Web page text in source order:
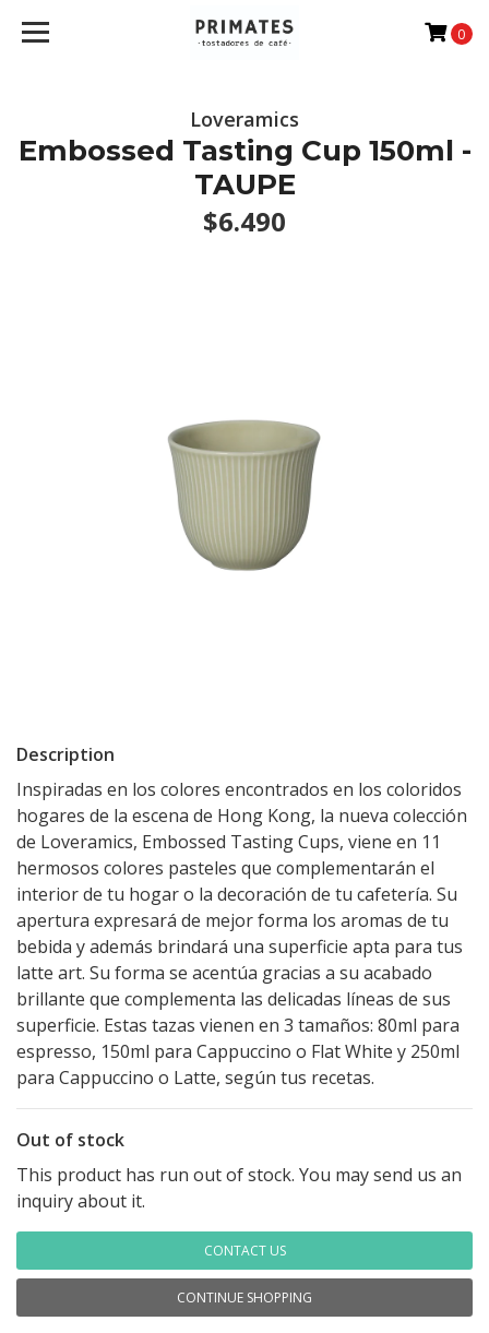
0
Loveramics
Embossed Tasting Cup 150ml -
TAUPE
$6.490
Description
Inspiradas en los colores encontrados en los coloridos
hogares de la escena de Hong Kong, la nueva colección
de Loveramics, Embossed Tasting Cups, viene en 11
hermosos colores pasteles que complementarán el
interior de tu hogar o la decoración de tu cafetería. Su
apertura expresará de mejor forma los aromas de tu
bebida y además brindará una superficie apta para tus
latte art. Su forma se acentúa gracias a su acabado
brillante que complementa las delicadas líneas de sus
superficie. Estas tazas vienen en 3 tamaños: 80ml para
espresso, 150ml para Cappuccino o Flat White y 250ml
para Cappuccino o Latte, según tus recetas.
Out of stock
This product has run out of stock. You may send us an
inquiry about it.
CONTACT US
CONTINUE SHOPPING